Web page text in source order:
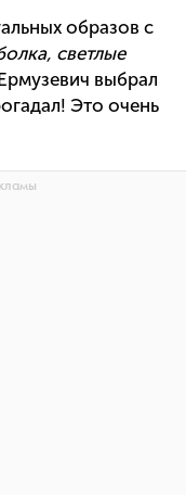
образов с
светлые
выбрал
Это очень